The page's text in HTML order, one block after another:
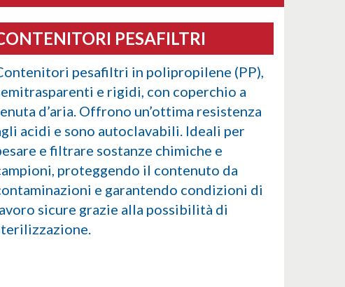
PESAFILTRI
pesafiltri in polipropilene (PP),
e rigidi, con coperchio a
d’aria. Offrono un’ottima resistenza
acidi e sono autoclavabili. Ideali per
e filtrare sostanze chimiche e
proteggendo il contenuto da
e garantendo condizioni di
sicure grazie alla possibilità di